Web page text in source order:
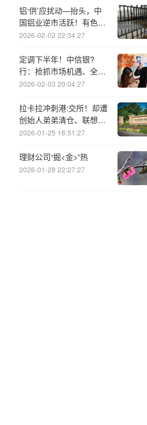
铝‘供’应扰动—抬头，中
国铝业逆市活跃！有色龙
头ETF随市下挫1%，仍
调布局良机
2026-02-02 22:34:27
定调下半年！中信银?
行：抢抓市场机遇、全力
创收增收、持续降本增效
2026-02-03 20:04:27
拉卡拉冲刺港:交所！却遭
创始人弟弟清仓、联想控
股减持
2026-01-25 18:51:27
理财公司“掘<金>”热
2026-01-28 22:27:27